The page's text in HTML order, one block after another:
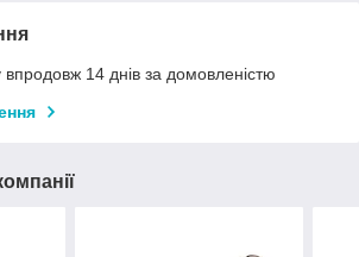
14 днів за домовленістю